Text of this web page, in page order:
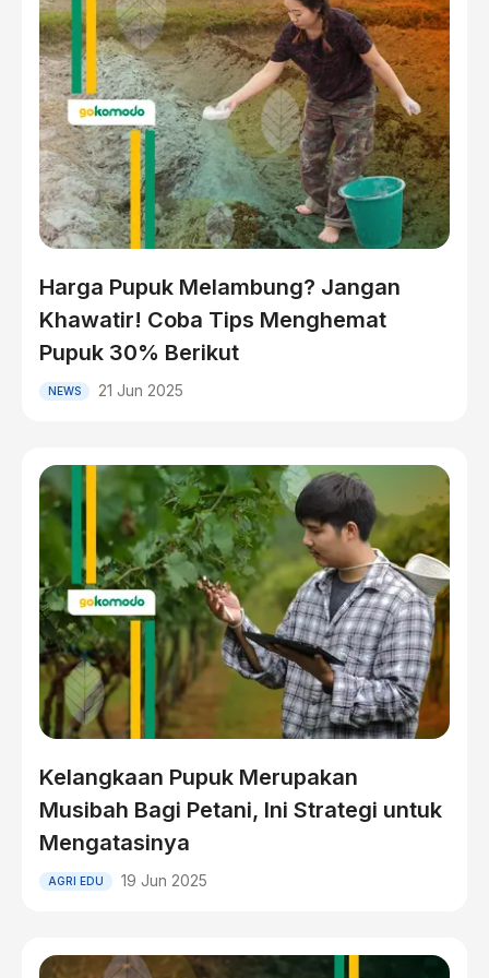
Harga Pupuk Melambung? Jangan
Khawatir! Coba Tips Menghemat
Pupuk 30% Berikut
NEWS 21 Jun 2025
Kelangkaan Pupuk Merupakan
Musibah Bagi Petani, Ini Strategi untuk
Mengatasinya
AGRI EDU 19 Jun 2025